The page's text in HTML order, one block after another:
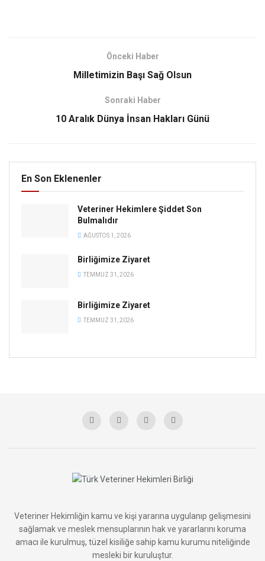
Önceki Haber
Milletimizin Başı Sağ Olsun
Sonraki Haber
10 Aralık Dünya İnsan Hakları Günü
En Son Eklenenler
Veteriner Hekimlere Şiddet Son
Bulmalıdır
AĞUSTOS 1, 2026
Birliğimize Ziyaret
TEMMUZ 31, 2026
Birliğimize Ziyaret
TEMMUZ 31, 2026
Veteriner Hekimliğin kamu ve kişi yararına uygulanıp gelişmesini
sağlamak ve meslek mensuplarının hak ve yararlarını koruma
amacı ile kurulmuş, tüzel kisiliğe sahip kamu kurumu niteliğinde
mesleki bir kuruluştur.